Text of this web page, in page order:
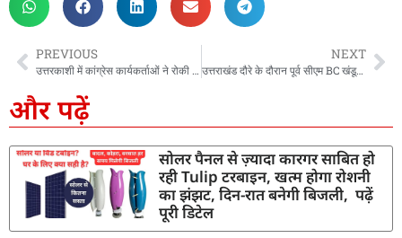
PREVIOUS
उत्तरकाशी में कांग्रेस कार्यकर्ताओं ने रोकी मंत्री गणेश जोशी की कार, दिखाए काले झंडे
NEXT
उत्तराखंड दौरे के दौरान पूर्व सीएम BC खंडूरी से मिलने अस्पताल पहुंचे उपराष्ट्रपति, बीसी खंडूरी के साथ साझा की पुरानी यादें
और पढ़ें
सोलर पैनल से ज़्यादा कारगर साबित हो
रही Tulip टरबाइन, खत्म होगा रोशनी
का झंझट, दिन-रात बनेगी बिजली, पढ़ें
पूरी डिटेल